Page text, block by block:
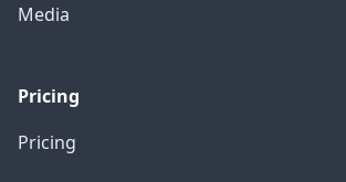
Media
Pricing
Pricing